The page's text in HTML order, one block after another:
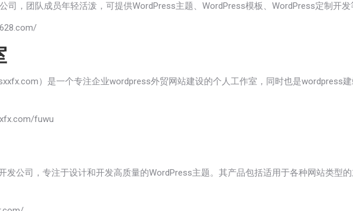
司，团队成员年轻活泼，可提供WordPress主题、WordPress模板、WordPress定制开发
）是一个专注企业wordpress外贸网站建设的个人工作室，同时也是wordpress
fuwu
发公司，专注于设计和开发高质量的WordPress主题。其产品包括适用于各种网站类型